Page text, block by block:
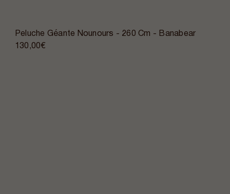
Peluche Géante Nounours - 260 Cm - Banabear
130,00€